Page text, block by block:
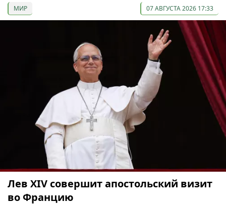
МИР 07 АВГУСТА 2026 17:33
Лев XIV совершит апостольский визит
во Францию